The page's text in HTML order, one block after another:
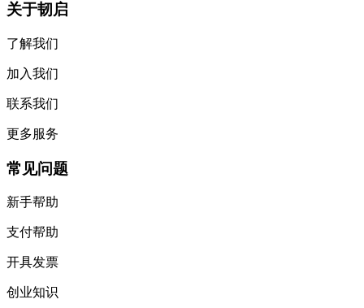
关于韧启
了解我们
加入我们
联系我们
更多服务
常见问题
新手帮助
支付帮助
开具发票
创业知识